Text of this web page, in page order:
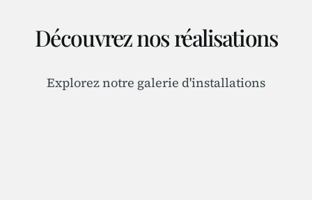
Découvrez nos réalisations
Explorez notre galerie d'installations